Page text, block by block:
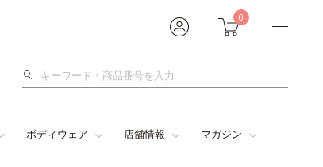
0
検
ボディウェア 店舗情報 マガジン